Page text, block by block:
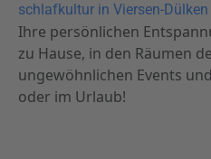
schlafkultur in Viersen-Dülken
Ihre persönlichen
zu Hause, in den Räumen
ungewöhnlichen Events
oder im Urlaub!